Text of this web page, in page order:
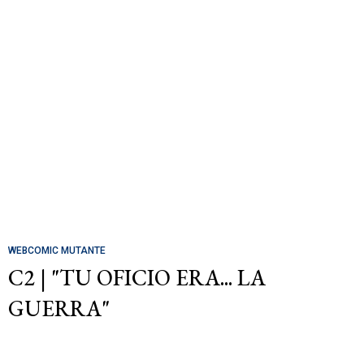
WEBCOMIC MUTANTE
C2 | "TU OFICIO ERA... LA
GUERRA"